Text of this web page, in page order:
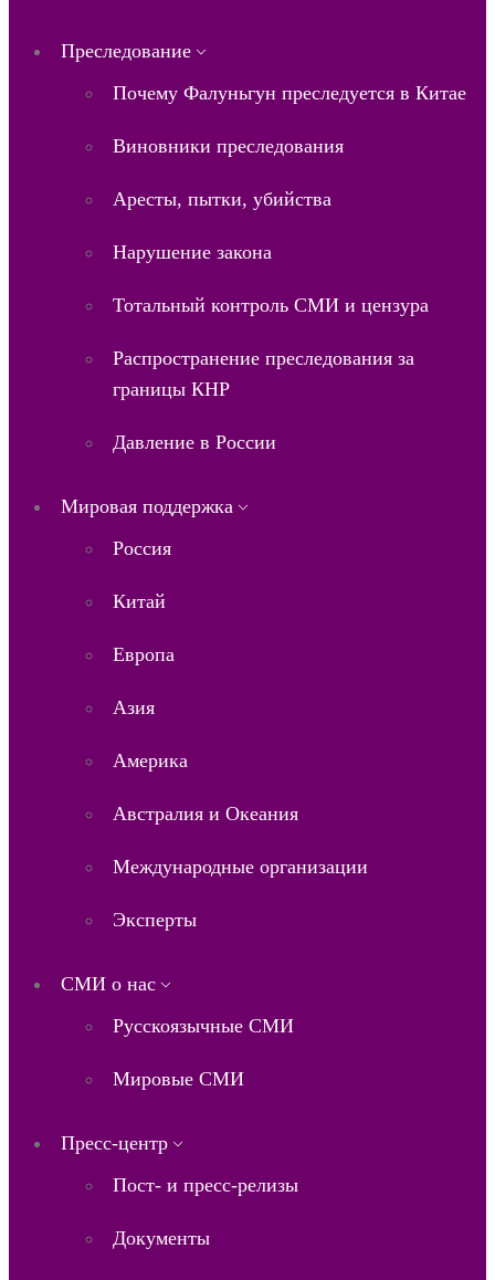
Преследование
Почему Фалуньгун преследуется в Китае
Виновники преследования
Аресты, пытки, убийства
Нарушение закона
Тотальный контроль СМИ и цензура
Распространение преследования за
границы КНР
Давление в России
Мировая поддержка
Россия
Китай
Европа
Азия
Америка
Австралия и Океания
Международные организации
Эксперты
СМИ о нас
Русскоязычные СМИ
Мировые СМИ
Пресс-центр
Пост- и пресс-релизы
Документы